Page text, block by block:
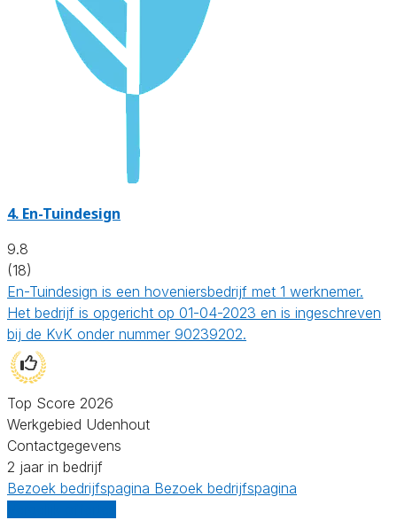
4. En-Tuindesign
9.8
(18)
En-Tuindesign is een hoveniersbedrijf met 1 werknemer.
Het bedrijf is opgericht op 01-04-2023 en is ingeschreven
bij de KvK onder nummer 90239202.
Top Score 2026
Werkgebied Udenhout
Contactgegevens
2 jaar in bedrijf
Bezoek bedrijfspagina Bezoek bedrijfspagina